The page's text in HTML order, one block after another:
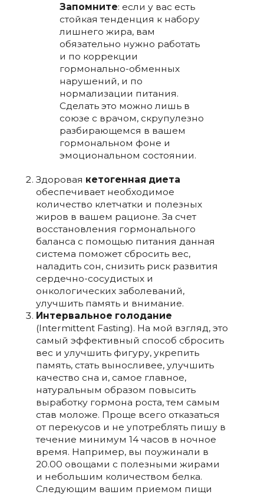
Запомните: если у вас есть
стойкая тенденция к набору
лишнего жира, вам
обязательно нужно работать
и по коррекции
гормонально-обменных
нарушений, и по
нормализации питания.
Сделать это можно лишь в
союзе с врачом, скрупулезно
разбирающемся в вашем
гормональном фоне и
эмоциональном состоянии.
Здоровая кетогенная диета
обеспечивает необходимое
количество клетчатки и полезных
жиров в вашем рационе. За счет
восстановления гормонального
баланса с помощью питания данная
система поможет сбросить вес,
наладить сон, снизить риск развития
сердечно-сосудистых и
онкологических заболеваний,
улучшить память и внимание.
Интервальное голодание
(Intermittent Fasting). На мой взгляд, это
самый эффективный способ сбросить
вес и улучшить фигуру, укрепить
память, стать выносливее, улучшить
качество сна и, самое главное,
натуральным образом повысить
выработку гормона роста, тем самым
став моложе. Проще всего отказаться
от перекусов и не употреблять пишу в
течение минимум 14 часов в ночное
время. Например, вы поужинали в
20.00 овощами с полезными жирами
и небольшим количеством белка.
Следующим вашим приемом пищи